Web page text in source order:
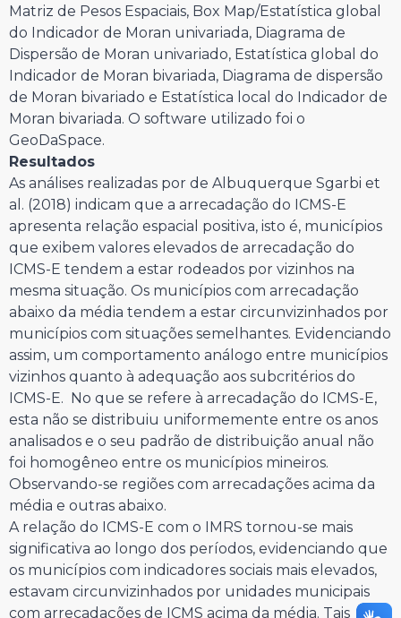
Matriz de Pesos Espaciais, Box Map/Estatística global
do Indicador de Moran univariada, Diagrama de
Dispersão de Moran univariado, Estatística global do
Indicador de Moran bivariada, Diagrama de dispersão
de Moran bivariado e Estatística local do Indicador de
Moran bivariada. O software utilizado foi o
GeoDaSpace.
Resultados
As análises realizadas por de Albuquerque Sgarbi et
al. (2018) indicam que a arrecadação do ICMS-E
apresenta relação espacial positiva, isto é, municípios
que exibem valores elevados de arrecadação do
ICMS-E tendem a estar rodeados por vizinhos na
mesma situação. Os municípios com arrecadação
abaixo da média tendem a estar circunvizinhados por
municípios com situações semelhantes. Evidenciando
assim, um comportamento análogo entre municípios
vizinhos quanto à adequação aos subcritérios do
ICMS-E. No que se refere à arrecadação do ICMS-E,
esta não se distribuiu uniformemente entre os anos
analisados e o seu padrão de distribuição anual não
foi homogêneo entre os municípios mineiros.
Observando-se regiões com arrecadações acima da
média e outras abaixo.
A relação do ICMS-E com o IMRS tornou-se mais
significativa ao longo dos períodos, evidenciando que
os municípios com indicadores sociais mais elevados,
estavam circunvizinhados por unidades municipais
com arrecadações de ICMS acima da média. Tais